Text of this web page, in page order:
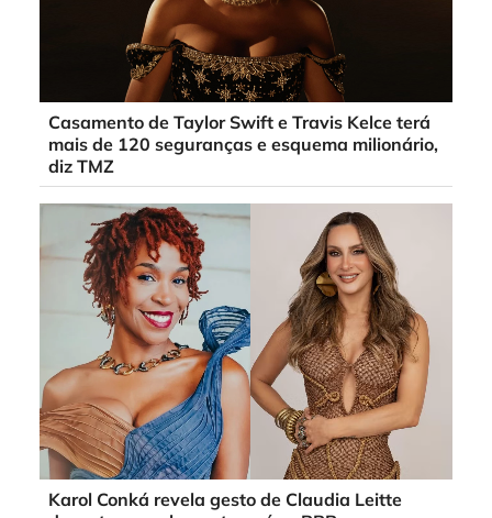
Casamento de Taylor Swift e Travis Kelce terá
mais de 120 seguranças e esquema milionário,
diz TMZ
Karol Conká revela gesto de Claudia Leitte